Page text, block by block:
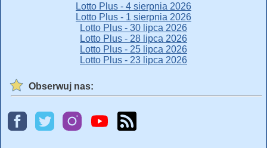
Lotto Plus - 4 sierpnia 2026
Lotto Plus - 1 sierpnia 2026
Lotto Plus - 30 lipca 2026
Lotto Plus - 28 lipca 2026
Lotto Plus - 25 lipca 2026
Lotto Plus - 23 lipca 2026
Obserwuj nas: